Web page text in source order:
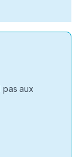
pas aux